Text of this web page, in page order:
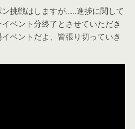
挑戦はしますが……進捗に関して
ベント分終了とさせていただき
ベントだよ、皆張り切っていき